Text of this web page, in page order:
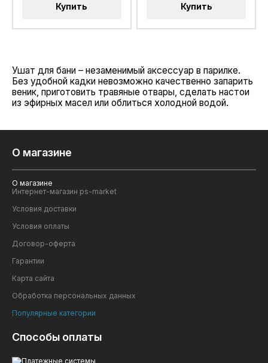
Купить Купить
Ушат для бани – незаменимый аксессуар в парилке.
Без удобной кадки невозможно качественно запарить
веник, приготовить травяные отвары, сделать настои
из эфирных масел или облиться холодной водой.
О магазине
О магазине
Интернет-магазин ps-market
Условия доставки
Условия оплаты
Договор-оферта
Гарантии
Карта сайта
Обработка персональных данных
Популярные категории
Способы оплаты